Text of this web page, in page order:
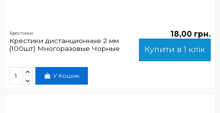
Хрестики
Крестики дистанционные 2 мм
(100шт) Многоразовые Чорные
18,00 грн.
Купити в 1 клік
У Кошик